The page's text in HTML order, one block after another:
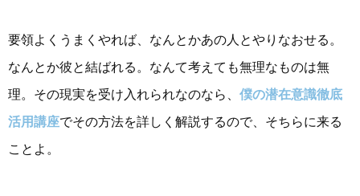
要領よくうまくやれば、なんとかあの人とやりなおせる。
なんとか彼と結ばれる。なんて考えても無理なものは無
理。その現実を受け入れられなのなら、 僕の潜在意識徹底
活用講座でその方法を詳しく解説するので、そちらに来る
ことよ。